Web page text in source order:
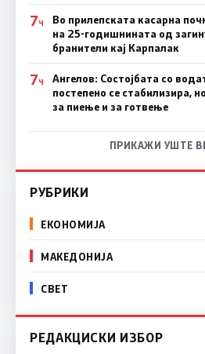
7Ч
Во прилепската касарна
на 25-годишнината од
бранители кај Карпалак
7Ч
Ангелов: Состојбата со
постепено се стабилизира,
за пиење и за готвење
ПРИКАЖИ УШТЕ
РУБРИКИ
ЕКОНОМИЈА
МАКЕДОНИЈА
СВЕТ
РЕДАКЦИСКИ ИЗБОР